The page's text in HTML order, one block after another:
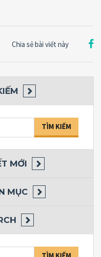
Chia sẻ bài viết này
MỚI
MỤC